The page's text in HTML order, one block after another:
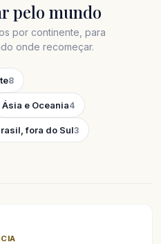
pelo mundo
por continente, para
onde recomeçar.
8
Ásia e Oceania4
fora do Sul3